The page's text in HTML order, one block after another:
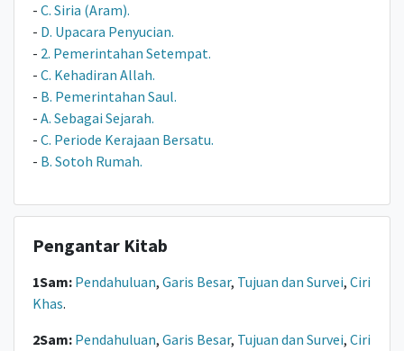
- C. Siria (Aram).
- D. Upacara Penyucian.
- 2. Pemerintahan Setempat.
- C. Kehadiran Allah.
- B. Pemerintahan Saul.
- A. Sebagai Sejarah.
- C. Periode Kerajaan Bersatu.
- B. Sotoh Rumah.
Pengantar Kitab
1Sam: Pendahuluan, Garis Besar, Tujuan dan Survei, Ciri
Khas.
2Sam: Pendahuluan, Garis Besar, Tujuan dan Survei, Ciri